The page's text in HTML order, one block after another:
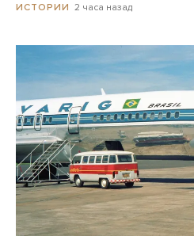
ИСТОРИИ 2 часа назад